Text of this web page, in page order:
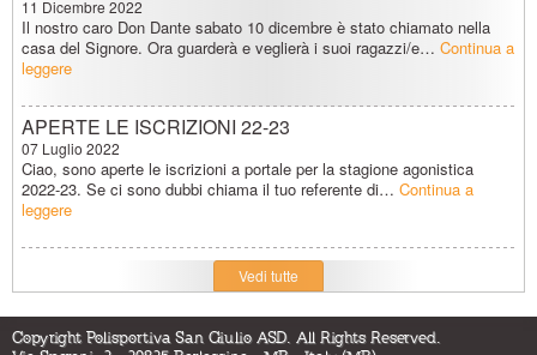
11 Dicembre 2022
Il nostro caro Don Dante sabato 10 dicembre è stato chiamato nella
casa del Signore. Ora guarderà e veglierà i suoi ragazzi/e… Continua a
leggere
APERTE LE ISCRIZIONI 22-23
07 Luglio 2022
Ciao, sono aperte le iscrizioni a portale per la stagione agonistica
2022-23. Se ci sono dubbi chiama il tuo referente di… Continua a
leggere
Vedi tutte
Copyright Polisportiva San Giulio ASD. All Rights Reserved.